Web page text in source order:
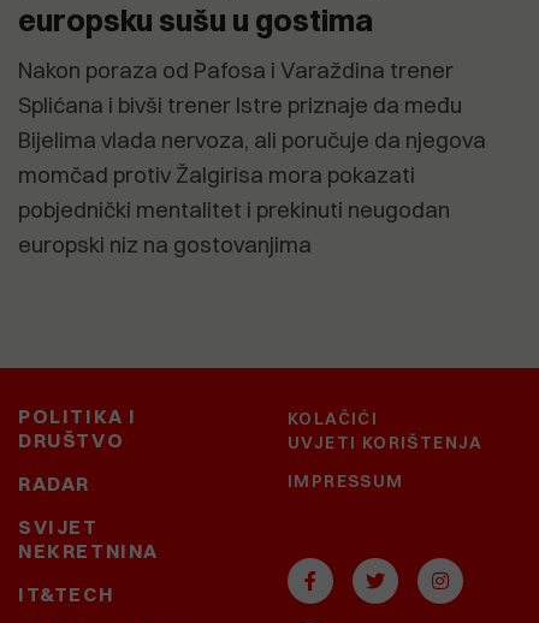
europsku sušu u gostima
Nakon poraza od Pafosa i Varaždina trener
Splićana i bivši trener Istre priznaje da među
Bijelima vlada nervoza, ali poručuje da njegova
momčad protiv Žalgirisa mora pokazati
pobjednički mentalitet i prekinuti neugodan
europski niz na gostovanjima
POLITIKA I
DRUŠTVO
RADAR
SVIJET
NEKRETNINA
IT&TECH
KOLAČIĆI
UVJETI KORIŠTENJA
IMPRESSUM